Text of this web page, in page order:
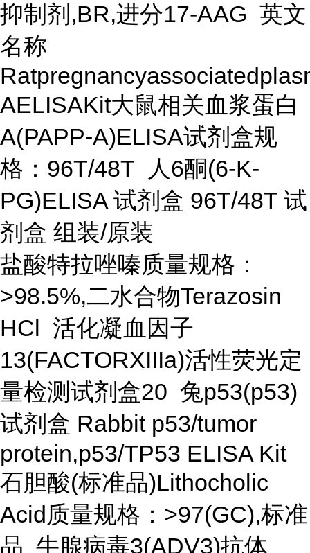
抑制剂,BR,进分17-AAG 英文
名称
AELISAKit大鼠相关血浆蛋白
A(PAPP-A)ELISA试剂盒规
格：96T/48T 人6酮(6-K-
PG)ELISA 试剂盒 96T/48T 试
剂盒 组装/原装
盐酸特拉唑嗪质量规格：
>98.5%,二水合物Terazosin
HCl 活化凝血因子
13(FACTORXIIIa)活性荧光定
量检测试剂盒20 兔p53(p53)
试剂盒 Rabbit p53/tumor
protein,p53/TP53 ELISA Kit
石胆酸(标准品)Lithocholic
Acid质量规格：>97(GC),标准
品 牛腺病毒3(ADV3)抗体